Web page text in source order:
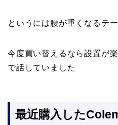
というには腰が重くなるテ
今度買い替えるなら設置が
で話していました
最近購入した